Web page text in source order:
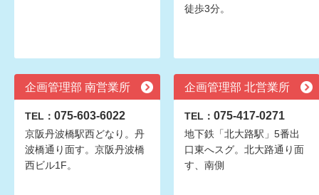
徒歩3分。
企画管理部 南営業所
TEL： 075-603-6022
京阪丹波橋駅西どなり。丹
波橋通り面す。京阪丹波橋
西ビル1F。
企画管理部 北営業所
TEL： 075-417-0271
地下鉄「北大路駅」5番出
口東へスグ。北大路通り面
す、南側